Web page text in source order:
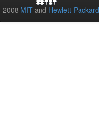
2008 MIT and Hewlett-Packard